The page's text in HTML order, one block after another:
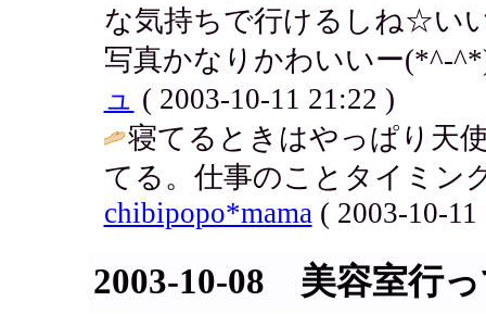
な気持ちで行けるしね☆い
写真かなりかわいいー(*^-
ュ ( 2003-10-11 21:22 )
寝てるときはやっぱり天
てる。仕事のことタイミ
chibipopo*mama ( 2003-10-11
2003-10-08 美容室行